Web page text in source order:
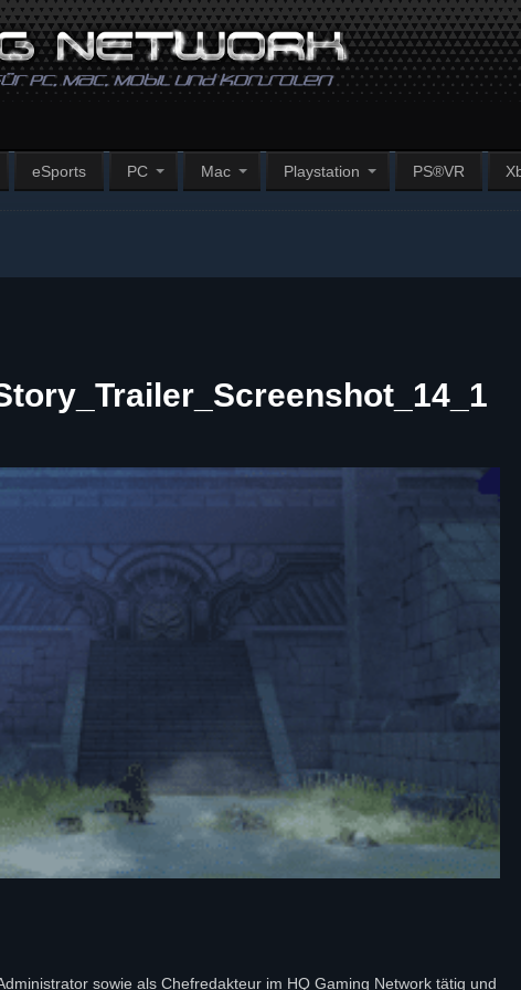
eSports PC Mac Playstation PS®VR
sowie als Chefredakteur im HQ Gaming Network tätig und